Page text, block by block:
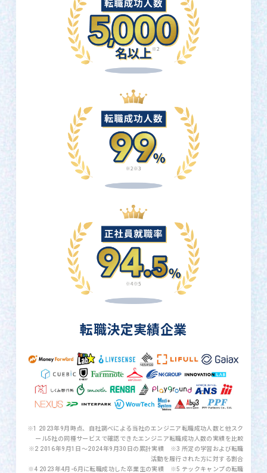
転職決定実績企業
※1 2023年9月時点、自社調べによる当社のエンジニア転職成功人数と他スク
ール5社の同種サービスで確認できたエンジニア転職成功人数の実績を比較
※2 2016年9月1日〜2024年9月30日の累計実績 ※3 所定の学習および転職
活動を履行された方に対する割合
※4 2023年4月-6月に転職成功した卒業生の実績 ※5 テックキャンプの転職